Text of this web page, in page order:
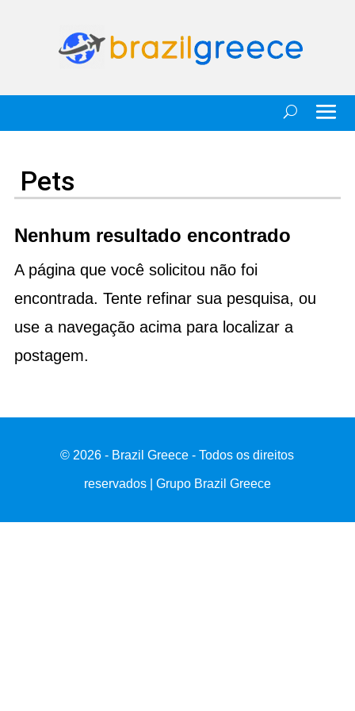
Pets
Nenhum resultado encontrado
A página que você solicitou não foi
encontrada. Tente refinar sua pesquisa, ou
use a navegação acima para localizar a
postagem.
© 2026 - Brazil Greece - Todos os direitos
reservados | Grupo Brazil Greece